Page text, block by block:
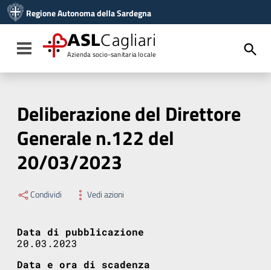
Vai al menu di navigazione
Vai al footer
Regione Autonoma della Sardegna
Toggle navigation
ASLCagliari
Azienda socio-sanitaria locale
Deliberazione del Direttore
Generale n.122 del
20/03/2023
Condividi Vedi azioni
Data di pubblicazione
20.03.2023
Data e ora di scadenza